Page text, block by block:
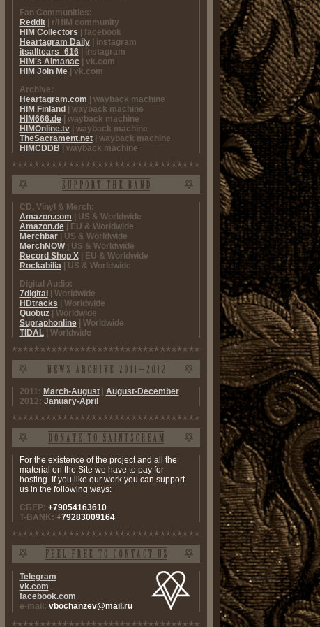
Fan Communities:
Reddit
| r/HIM community
HIM Collectors
| facebook
Heartagram Daily
| instagram
itsalltears_616
| instagram
HIM's Almanac
| vk.com
HIM Join Me
| vk.com
Archive:
Heartagram.com
| wayback machine
HIM Finland
| wayback machine
HIM666.de
| wayback machine
HIMOnline.tv
| wayback machine
TheSacrament.net
| wayback machine
HIMCDDB
| wayback machine
CD, Vinyl & Merch:
Amazon.com
| US & Worldwide
Amazon.de
| EU & Worldwide
Merchbar
| US & Worldwide
MerchNOW
| US & Worldwide
Record Shop X
| EU & Worldwide
Rockabilia
| US & Worldwide
Digital Audio:
7digital
| Worldwide
HDtracks
| Worldwide
Quobuz
| Worldwide
Supraphonline
| Worldwide
TIDAL
| Worldwide
2011: March-August| August-December
2012: January-April
For the existence of the project and all the
material on the Site we have to pay for
hosting. If you like our work you can support
us in the following ways:
СБЕР: +79054163610
T-BANK: +79283009164
Telegram
vk.com
facebook.com
e-mail: vbochanzev@mail.ru